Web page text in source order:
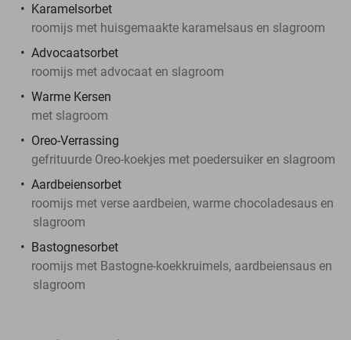
Karamelsorbet
roomijs met huisgemaakte karamelsaus en slagroom
Advocaatsorbet
roomijs met advocaat en slagroom
Warme Kersen
met slagroom
Oreo-Verrassing
gefrituurde Oreo-koekjes met poedersuiker en slagroom
Aardbeiensorbet
roomijs met verse aardbeien, warme chocoladesaus en
slagroom
Bastognesorbet
roomijs met Bastogne-koekkruimels, aardbeiensaus en
slagroom